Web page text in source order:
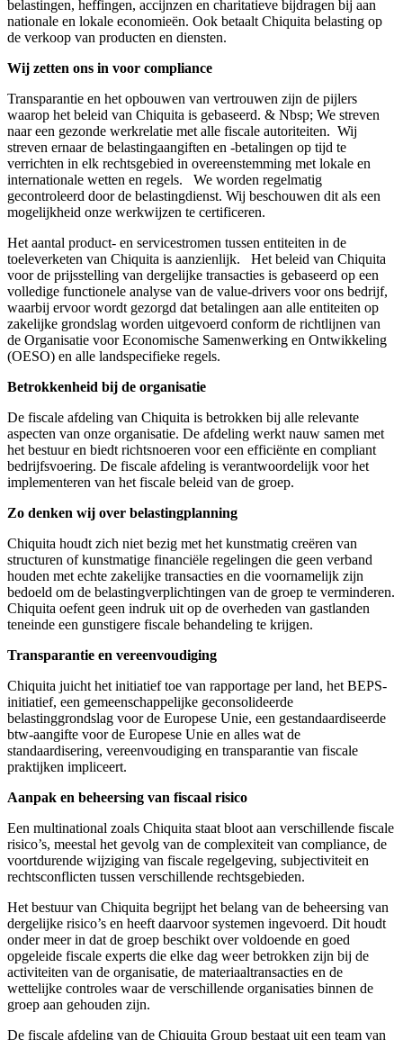
belastingen, heffingen, accijnzen en charitatieve bijdragen bij aan
nationale en lokale economieën. Ook betaalt Chiquita belasting op
de verkoop van producten en diensten.
Wij zetten ons in voor compliance
Transparantie en het opbouwen van vertrouwen zijn de pijlers
waarop het beleid van Chiquita is gebaseerd. & Nbsp; We streven
naar een gezonde werkrelatie met alle fiscale autoriteiten. Wij
streven ernaar de belastingaangiften en -betalingen op tijd te
verrichten in elk rechtsgebied in overeenstemming met lokale en
internationale wetten en regels. We worden regelmatig
gecontroleerd door de belastingdienst. Wij beschouwen dit als een
mogelijkheid onze werkwijzen te certificeren.
Het aantal product- en servicestromen tussen entiteiten in de
toeleverketen van Chiquita is aanzienlijk. Het beleid van Chiquita
voor de prijsstelling van dergelijke transacties is gebaseerd op een
volledige functionele analyse van de value-drivers voor ons bedrijf,
waarbij ervoor wordt gezorgd dat betalingen aan alle entiteiten op
zakelijke grondslag worden uitgevoerd conform de richtlijnen van
de Organisatie voor Economische Samenwerking en Ontwikkeling
(OESO) en alle landspecifieke regels.
Betrokkenheid bij de organisatie
De fiscale afdeling van Chiquita is betrokken bij alle relevante
aspecten van onze organisatie. De afdeling werkt nauw samen met
het bestuur en biedt richtsnoeren voor een efficiënte en compliant
bedrijfsvoering. De fiscale afdeling is verantwoordelijk voor het
implementeren van het fiscale beleid van de groep.
Zo denken wij over belastingplanning
Chiquita houdt zich niet bezig met het kunstmatig creëren van
structuren of kunstmatige financiële regelingen die geen verband
houden met echte zakelijke transacties en die voornamelijk zijn
bedoeld om de belastingverplichtingen van de groep te verminderen.
Chiquita oefent geen indruk uit op de overheden van gastlanden
teneinde een gunstigere fiscale behandeling te krijgen.
Transparantie en vereenvoudiging
Chiquita juicht het initiatief toe van rapportage per land, het BEPS-
initiatief, een gemeenschappelijke geconsolideerde
belastinggrondslag voor de Europese Unie, een gestandaardiseerde
btw-aangifte voor de Europese Unie en alles wat de
standaardisering, vereenvoudiging en transparantie van fiscale
praktijken impliceert.
Aanpak en beheersing van fiscaal risico
Een multinational zoals Chiquita staat bloot aan verschillende fiscale
risico’s, meestal het gevolg van de complexiteit van compliance, de
voortdurende wijziging van fiscale regelgeving, subjectiviteit en
rechtsconflicten tussen verschillende rechtsgebieden.
Het bestuur van Chiquita begrijpt het belang van de beheersing van
dergelijke risico’s en heeft daarvoor systemen ingevoerd. Dit houdt
onder meer in dat de groep beschikt over voldoende en goed
opgeleide fiscale experts die elke dag weer betrokken zijn bij de
activiteiten van de organisatie, de materiaaltransacties en de
wettelijke controles waar de verschillende organisaties binnen de
groep aan gehouden zijn.
De fiscale afdeling van de Chiquita Group bestaat uit een team van